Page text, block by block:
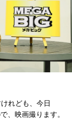
れども、今日
、映画撮ります。